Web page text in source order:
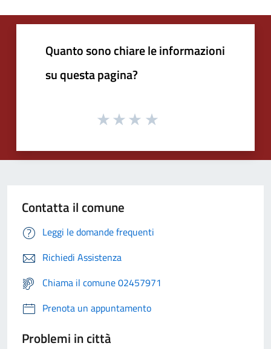
Quanto sono chiare le informazioni
su questa pagina?
Contatta il comune
Leggi le domande frequenti
Richiedi Assistenza
Chiama il comune 02457971
Prenota un appuntamento
Problemi in città